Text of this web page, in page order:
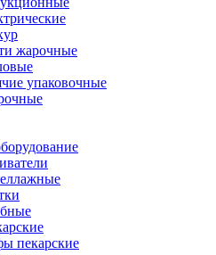
жарочные
упаковочные
пекарские